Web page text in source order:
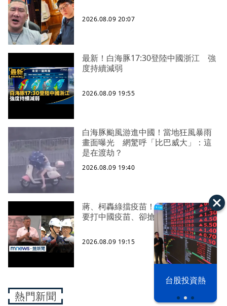
台股投資熱
2026.08.09 20:07
最新！白海豚17:30登陸中國浙江 強
度持續減弱
2026.08.09 19:55
白海豚颱風游進中國！當地狂風暴雨
畫面曝光 網驚呼「比巴威大」：這
是在渡劫？
2026.08.09 19:40
蔣、柯轟綠擋疫苗！ 醫師酸：嘴喊
要打中國疫苗、卻搶打AZ
2026.08.09 19:15
熱門新聞